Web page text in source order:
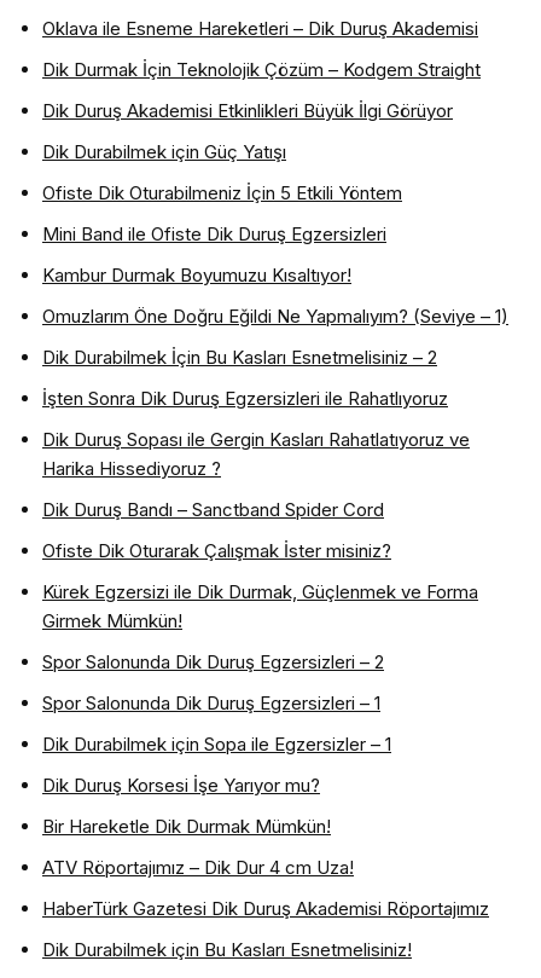
Oklava ile Esneme Hareketleri – Dik Duruş Akademisi
Dik Durmak İçin Teknolojik Çözüm – Kodgem Straight
Dik Duruş Akademisi Etkinlikleri Büyük İlgi Görüyor
Dik Durabilmek için Güç Yatışı
Ofiste Dik Oturabilmeniz İçin 5 Etkili Yöntem
Mini Band ile Ofiste Dik Duruş Egzersizleri
Kambur Durmak Boyumuzu Kısaltıyor!
Omuzlarım Öne Doğru Eğildi Ne Yapmalıyım? (Seviye – 1)
Dik Durabilmek İçin Bu Kasları Esnetmelisiniz – 2
İşten Sonra Dik Duruş Egzersizleri ile Rahatlıyoruz
Dik Duruş Sopası ile Gergin Kasları Rahatlatıyoruz ve
Harika Hissediyoruz ?
Dik Duruş Bandı – Sanctband Spider Cord
Ofiste Dik Oturarak Çalışmak İster misiniz?
Kürek Egzersizi ile Dik Durmak, Güçlenmek ve Forma
Girmek Mümkün!
Spor Salonunda Dik Duruş Egzersizleri – 2
Spor Salonunda Dik Duruş Egzersizleri – 1
Dik Durabilmek için Sopa ile Egzersizler – 1
Dik Duruş Korsesi İşe Yarıyor mu?
Bir Hareketle Dik Durmak Mümkün!
ATV Röportajımız – Dik Dur 4 cm Uza!
HaberTürk Gazetesi Dik Duruş Akademisi Röportajımız
Dik Durabilmek için Bu Kasları Esnetmelisiniz!